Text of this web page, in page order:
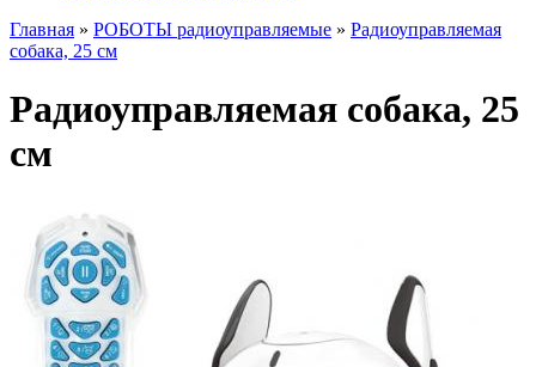
Главная » РОБОТЫ радиоуправляемые » Радиоуправляемая
собака, 25 см
Радиоуправляемая собака, 25
см